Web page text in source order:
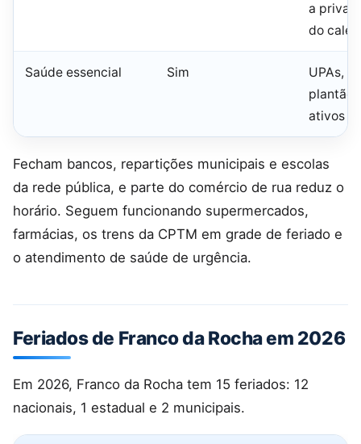
a
do
Saúde essencial Sim
UPAs,
plantão
ativos
Fecham bancos, repartições municipais e escolas
da rede pública, e parte do comércio de rua reduz o
horário. Seguem funcionando supermercados,
farmácias, os trens da CPTM em grade de feriado e
o atendimento de saúde de urgência.
Feriados de Franco da Rocha em 2026
Em 2026, Franco da Rocha tem 15 feriados: 12
nacionais, 1 estadual e 2 municipais.